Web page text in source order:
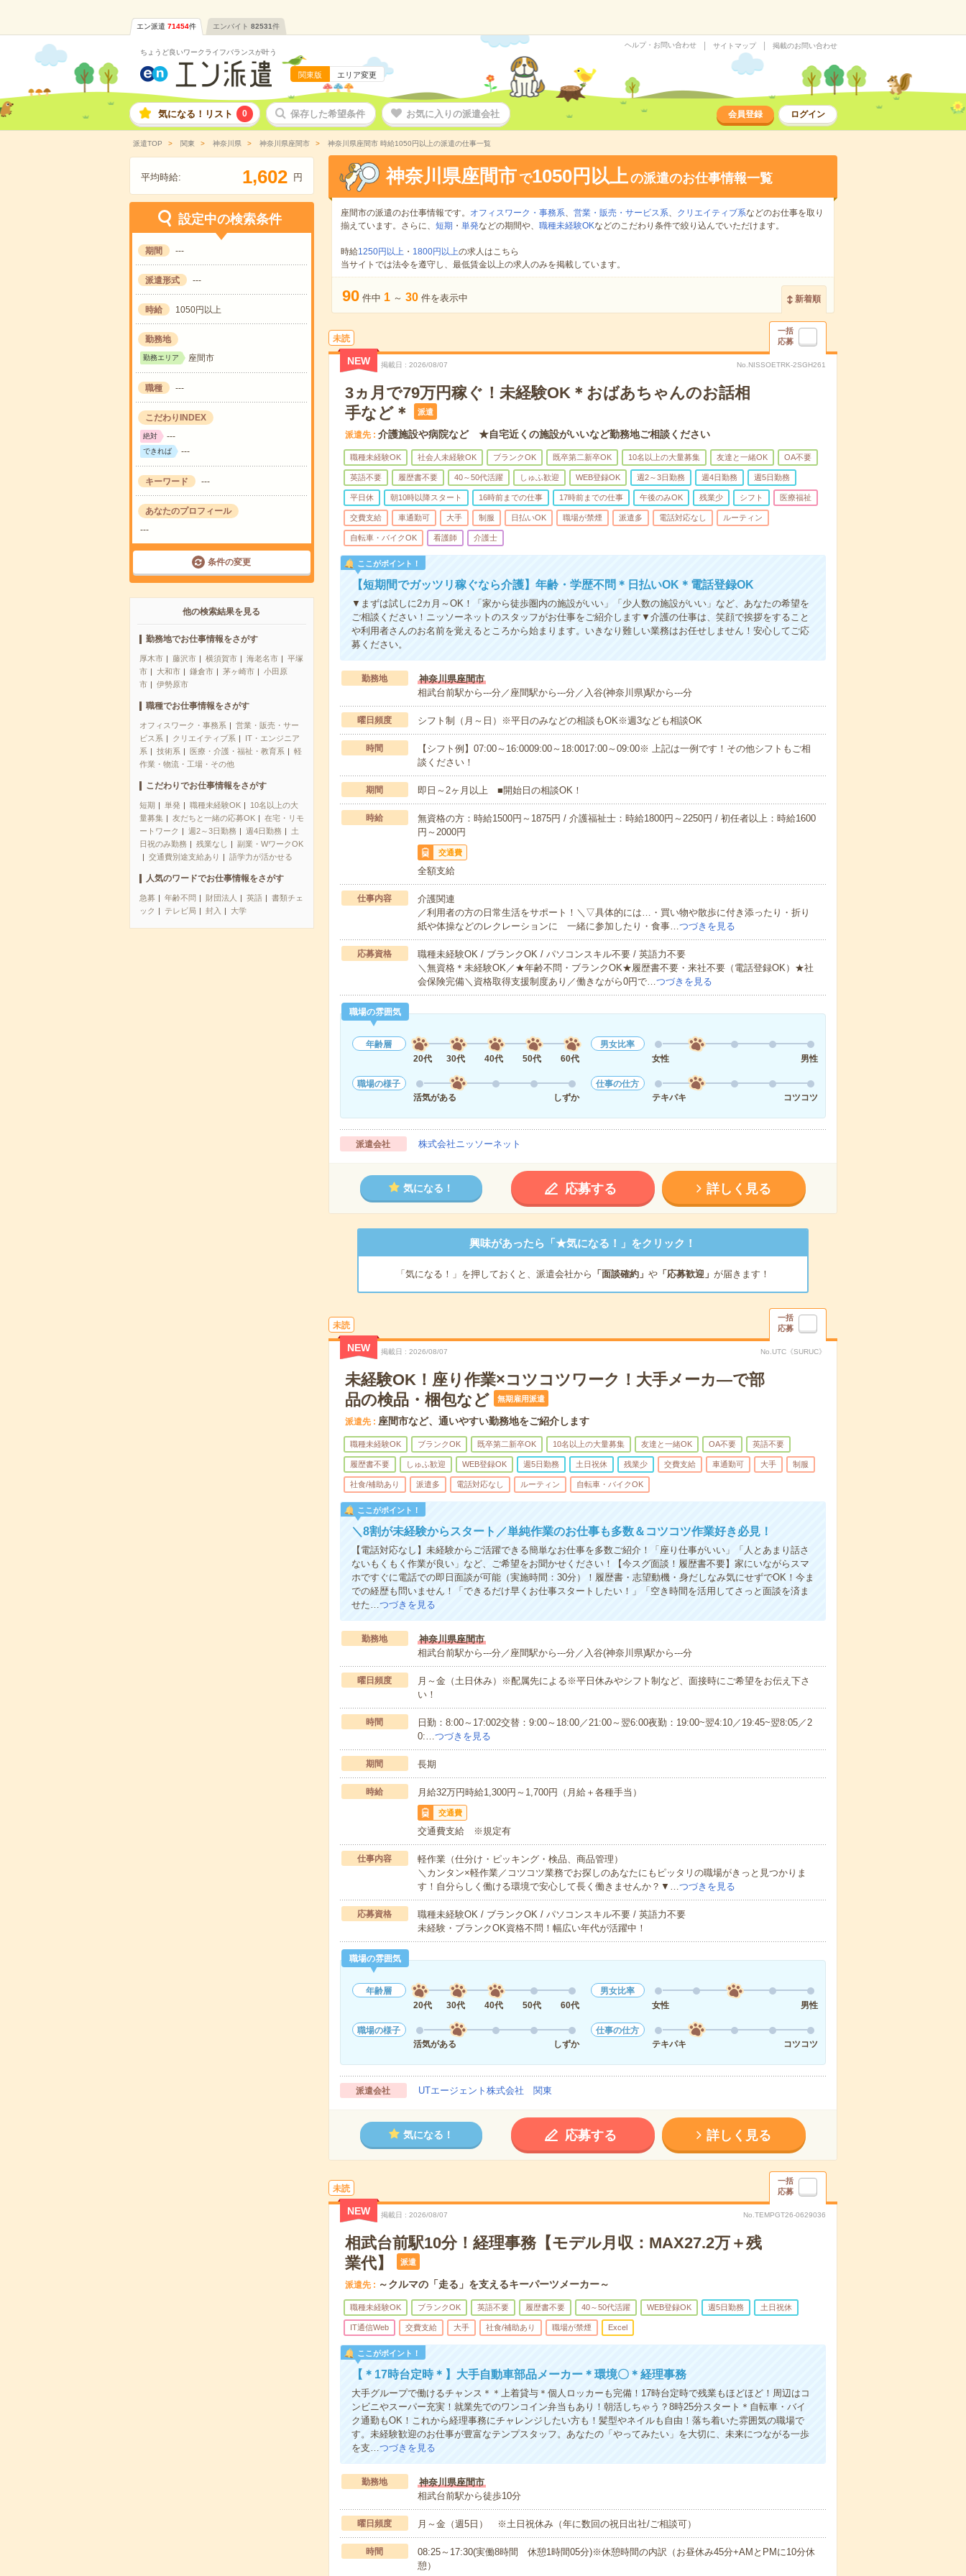
エン派遣 71454件 エンバイト 82531件
ちょうど良いワークライフバランスが叶う
関東版 エリア変更
ヘルプ・お問い合わせ サイトマップ 掲載のお問い合わせ
気になる！リスト 0 保存した希望条件 お気に入りの派遣会社 会員登録 ログイン
派遣TOP 関東 神奈川県 神奈川県座間市 神奈川県座間市 時給1050円以上の派遣の仕事一覧
平均時給: 1,602 円
設定中の検索条件
期間 ---
派遣形式 ---
時給 1050円以上
勤務地
勤務エリア 座間市
職種 ---
こだわりINDEX
絶対 ---
できれば ---
キーワード ---
あなたのプロフィール
---
条件の変更
他の検索結果を見る
勤務地でお仕事情報をさがす
厚木市 藤沢市 横須賀市 海老名市
平塚
市
大和市 鎌倉市 茅ヶ崎市
小田原
市
伊勢原市
職種でお仕事情報をさがす
オフィスワーク・事務系
営業・販売・サー
ビス系
クリエイティブ系
IT・エンジニア
系
技術系 医療・介護・福祉・教育系
軽
作業・物流・工場・その他
こだわりでお仕事情報をさがす
短期 単発 職種未経験OK
10名以上の大
量募集
友だちと一緒の応募OK
在宅・リモ
ートワーク
週2～3日勤務 週4日勤務
土
日祝のみ勤務
残業なし
副業・WワークOK
交通費別途支給あり
語学力が活かせる
人気のワードでお仕事情報をさがす
急募 年齢不問 財団法人 英語
書類チェ
ック
テレビ局 封入 大学
神奈川県座間市 で1050円以上の派遣のお仕事情報一覧
座間市の派遣のお仕事情報です。 オフィスワーク・事務系、 営業・販売・サービス系、 クリエイティブ系などのお仕事を取り
揃えています。さらに、 短期 ・ 単発などの期間や、 職種未経験OKなどのこだわり条件で絞り込んでいただけます。
時給1250円以上・ 1800円以上の求人はこちら
当サイトでは法令を遵守し、最低賃金以上の求人のみを掲載しています。
90 件中 1 ～ 30 件を表示中 新着順
未読
一括
応募
NEW 掲載日 2026/08/07 No.NISSOETRK-2SGH261
3ヵ月で79万円稼ぐ！未経験OK＊おばあちゃんのお話相
手など＊
派遣
派遣先 介護施設や病院など ★自宅近くの施設がいいなど勤務地ご相談ください
職種未経験OK 社会人未経験OK ブランクOK 既卒第二新卒OK 10名以上の大量募集 友達と一緒OK OA不要
英語不要 履歴書不要 40～50代活躍 しゅふ歓迎 WEB登録OK 週2～3日勤務 週4日勤務 週5日勤務
平日休 朝10時以降スタート 16時前までの仕事 17時前までの仕事 午後のみOK 残業少 シフト 医療福祉
交費支給 車通勤可 大手 制服 日払いOK 職場が禁煙 派遣多 電話対応なし ルーティン
自転車・バイクOK 看護師 介護士
ここがポイント！
【短期間でガッツリ稼ぐなら介護】年齢・学歴不問＊日払いOK＊電話登録OK
▼まずは試しに2カ月～OK！「家から徒歩圏内の施設がいい」「少人数の施設がいい」など、あなたの希望を
ご相談ください！ニッソーネットのスタッフがお仕事をご紹介します▼介護の仕事は、笑顔で挨拶をすること
や利用者さんのお名前を覚えるところから始まります。いきなり難しい業務はお任せしません！安心してご応
募ください。
勤務地
神奈川県座間市
相武台前駅から---分／座間駅から---分／入谷(神奈川県)駅から---分
曜日頻度 シフト制（月～日）※平日のみなどの相談もOK※週3なども相談OK
時間
【シフト例】07:00～16:0009:00～18:0017:00～09:00※ 上記は一例です！その他シフトもご相
談ください！
期間 即日～2ヶ月以上 ■開始日の相談OK！
時給
無資格の方：時給1500円～1875円 / 介護福祉士：時給1800円～2250円 / 初任者以上：時給1600
円～2000円
交通費
全額支給
仕事内容
介護関連
／利用者の方の日常生活をサポート！＼▽具体的には…・買い物や散歩に付き添ったり・折り
紙や体操などのレクレーションに 一緒に参加したり・食事…つづきを見る
応募資格
職種未経験OK / ブランクOK / パソコンスキル不要 / 英語力不要
＼無資格＊未経験OK／★年齢不問・ブランクOK★履歴書不要・来社不要（電話登録OK）★社
会保険完備＼資格取得支援制度あり／働きながら0円で…つづきを見る
職場の雰囲気
年齢層
20代
30代 40代 50代 60代
男女比率
女性
男性
職場の様子
活気がある
しずか
仕事の仕方
テキパキ
コツコツ
派遣会社 株式会社ニッソーネット
気になる！ 応募する 詳しく見る
興味があったら「★気になる！」をクリック！
「気になる！」を押しておくと、派遣会社から 「面談確約」 や「応募歓迎」 が届きます！
未読
一括
応募
NEW 掲載日 2026/08/07 No.UTC《SURUC》
未経験OK！座り作業×コツコツワーク！大手メーカ―で部
品の検品・梱包など
無期雇用派遣
派遣先 座間市など、通いやすい勤務地をご紹介します
職種未経験OK ブランクOK 既卒第二新卒OK 10名以上の大量募集 友達と一緒OK OA不要 英語不要
履歴書不要 しゅふ歓迎 WEB登録OK 週5日勤務 土日祝休 残業少 交費支給 車通勤可 大手 制服
社食/補助あり 派遣多 電話対応なし ルーティン 自転車・バイクOK
ここがポイント！
＼8割が未経験からスタート／単純作業のお仕事も多数＆コツコツ作業好き必見！
【電話対応なし】未経験からご活躍できる簡単なお仕事を多数ご紹介！「座り仕事がいい」「人とあまり話さ
ないもくもく作業が良い」など、ご希望をお聞かせください！【今スグ面談！履歴書不要】家にいながらスマ
ホですぐに電話での即日面談が可能（実施時間：30分）！履歴書・志望動機・身だしなみ気にせずでOK！今ま
での経歴も問いません！「できるだけ早くお仕事スタートしたい！」「空き時間を活用してさっと面談を済ま
せた…つづきを見る
勤務地
神奈川県座間市
相武台前駅から---分／座間駅から---分／入谷(神奈川県)駅から---分
曜日頻度
月～金（土日休み）※配属先による※平日休みやシフト制など、面接時にご希望をお伝え下さ
い！
時間
日勤：8:00～17:002交替：9:00～18:00／21:00～翌6:00夜勤：19:00~翌4:10／19:45~翌8:05／2
0:…つづきを見る
期間 長期
時給 月給32万円時給1,300円～1,700円（月給＋各種手当）
交通費
交通費支給 ※規定有
仕事内容
軽作業（仕分け・ピッキング・検品、商品管理）
＼カンタン×軽作業／コツコツ業務でお探しのあなたにもピッタリの職場がきっと見つかりま
す！自分らしく働ける環境で安心して長く働きませんか？▼…つづきを見る
応募資格
職種未経験OK / ブランクOK / パソコンスキル不要 / 英語力不要
未経験・ブランクOK資格不問！幅広い年代が活躍中！
職場の雰囲気
年齢層
20代
30代 40代 50代 60代
男女比率
女性
男性
職場の様子
活気がある
しずか
仕事の仕方
テキパキ
コツコツ
派遣会社 UTエージェント株式会社 関東
気になる！ 応募する 詳しく見る
未読
一括
応募
NEW 掲載日 2026/08/07 No.TEMPGT26-0629036
相武台前駅10分！経理事務【モデル月収：MAX27.2万＋残
業代】
派遣
派遣先 ～クルマの「走る」を支えるキーパーツメーカー～
職種未経験OK ブランクOK 英語不要 履歴書不要 40～50代活躍 WEB登録OK 週5日勤務 土日祝休
IT通信Web 交費支給 大手 社食/補助あり 職場が禁煙 Excel
ここがポイント！
【＊17時台定時＊】大手自動車部品メーカー＊環境〇＊経理事務
大手グループで働けるチャンス＊＊上着貸与＊個人ロッカーも完備！17時台定時で残業もほどほど！周辺はコ
ンビニやスーパー充実！就業先でのワンコイン弁当もあり！朝活しちゃう？8時25分スタート＊自転車・バイ
ク通勤もOK！これから経理事務にチャレンジしたい方も！髪型やネイルも自由！落ち着いた雰囲気の職場で
す。未経験歓迎のお仕事が豊富なテンプスタッフ。あなたの「やってみたい」を大切に、未来につながる一歩
を支…つづきを見る
勤務地
神奈川県座間市
相武台前駅から徒歩10分
曜日頻度 月～金（週5日） ※土日祝休み（年に数回の祝日出社/ご相談可）
時間
08:25～17:30(実働8時間 休憩1時間05分)※休憩時間の内訳（お昼休み45分+AMとPMに10分休
憩）